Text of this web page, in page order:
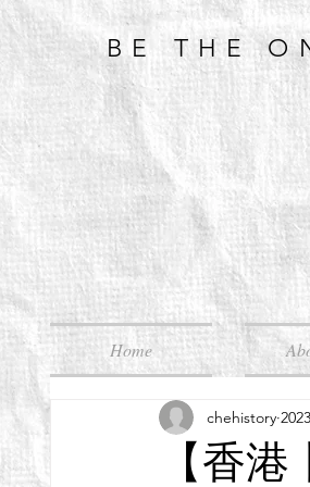
BE THE
Home
【香
chehistory